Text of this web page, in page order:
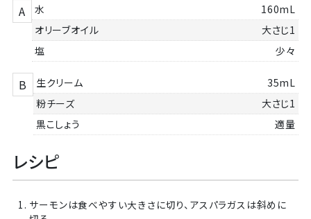
A 水
160mL
オリーブオイル
大さじ1
塩
少々
B 生クリーム
35mL
粉チーズ
大さじ1
黒こしょう
適量
レシピ
1. サーモンは食べやすい大きさに切り、アスパラガスは斜めに